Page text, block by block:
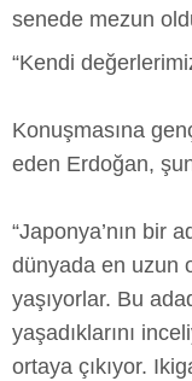
senede mezun
“Kendi
Konuşmasına
eden Erdoğan,
“Japonya’nın bir
dünyada en uzun
yaşıyorlar. Bu
yaşadıklarını
ortaya çıkıyor.